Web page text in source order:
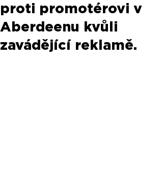
proti promotérovi v
Aberdeenu kvůli
zavádějící reklamě.